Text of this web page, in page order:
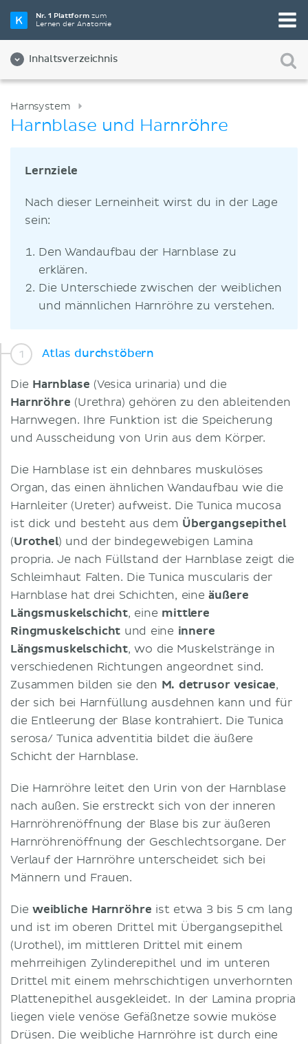
Nr. 1 Plattformzum
Lernen der Anatomie
Inhaltsverzeichnis
Harnsystem
Harnblase und Harnröhre
Lernziele
Nach dieser Lerneinheit wirst du in der Lage
sein:
Den Wandaufbau der Harnblase zu
erklären.
Die Unterschiede zwischen der weiblichen
und männlichen Harnröhre zu verstehen.
Atlas durchstöbern
Die Harnblase (Vesica urinaria) und die
Harnröhre (Urethra) gehören zu den ableitenden
Harnwegen. Ihre Funktion ist die Speicherung
und Ausscheidung von Urin aus dem Körper.
Die Harnblase ist ein dehnbares muskulöses
Organ, das einen ähnlichen Wandaufbau wie die
Harnleiter (Ureter) aufweist. Die Tunica mucosa
ist dick und besteht aus dem Übergangsepithel
(Urothel) und der bindegewebigen Lamina
propria. Je nach Füllstand der Harnblase zeigt die
Schleimhaut Falten. Die Tunica muscularis der
Harnblase hat drei Schichten, eineäußere
Längsmuskelschicht, eine mittlere
Ringmuskelschicht und eine innere
Längsmuskelschicht, wo die Muskelstränge in
verschiedenen Richtungen angeordnet sind.
Zusammen bilden sie den M. detrusor vesicae,
der sich bei Harnfüllung ausdehnen kann und für
die Entleerung der Blase kontrahiert. Die Tunica
serosa/ Tunica adventitia bildet die äußere
Schicht der Harnblase.
Die Harnröhre leitet den Urin von der Harnblase
nach außen. Sie erstreckt sich von der inneren
Harnröhrenöffnung der Blase bis zur äußeren
Harnröhrenöffnung der Geschlechtsorgane. Der
Verlauf der Harnröhre unterscheidet sich bei
Männern und Frauen.
Die weibliche Harnröhre ist etwa 3 bis 5 cm lang
und ist im oberen Drittel mit Übergangsepithel
(Urothel), im mittleren Drittel mit einem
mehrreihigen Zylinderepithel und im unteren
Drittel mit einem mehrschichtigen unverhornten
Plattenepithel ausgekleidet. In der Lamina propria
liegen viele venöse Gefäßnetze sowie muköse
Drüsen. Die weibliche Harnröhre ist durch eine